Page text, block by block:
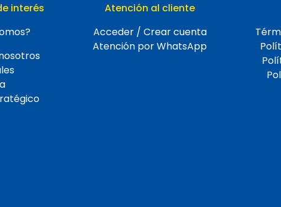
interés
Atención al cliente
Acceder / Crear cuenta
Atención por WhatsApp